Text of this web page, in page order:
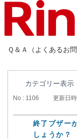
Ｑ＆Ａ（よくあるお問
カテゴリー表示
No : 1106 更新日
終了ブザー
しょうか？